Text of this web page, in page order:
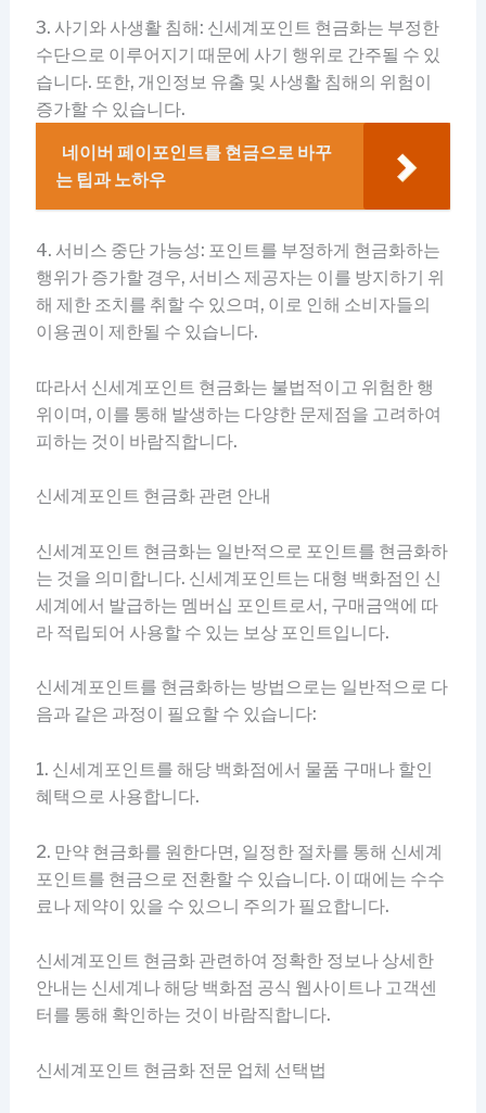
3. 사기와 사생활 침해: 신세계포인트 현금화는 부정한
수단으로 이루어지기 때문에 사기 행위로 간주될 수 있
습니다. 또한, 개인정보 유출 및 사생활 침해의 위험이
증가할 수 있습니다.
네이버 페이포인트를 현금으로 바꾸
는 팁과 노하우
4. 서비스 중단 가능성: 포인트를 부정하게 현금화하는
행위가 증가할 경우, 서비스 제공자는 이를 방지하기 위
해 제한 조치를 취할 수 있으며, 이로 인해 소비자들의
이용권이 제한될 수 있습니다.
따라서 신세계포인트 현금화는 불법적이고 위험한 행
위이며, 이를 통해 발생하는 다양한 문제점을 고려하여
피하는 것이 바람직합니다.
신세계포인트 현금화 관련 안내
신세계포인트 현금화는 일반적으로 포인트를 현금화하
는 것을 의미합니다. 신세계포인트는 대형 백화점인 신
세계에서 발급하는 멤버십 포인트로서, 구매금액에 따
라 적립되어 사용할 수 있는 보상 포인트입니다.
신세계포인트를 현금화하는 방법으로는 일반적으로 다
음과 같은 과정이 필요할 수 있습니다:
1. 신세계포인트를 해당 백화점에서 물품 구매나 할인
혜택으로 사용합니다.
2. 만약 현금화를 원한다면, 일정한 절차를 통해 신세계
포인트를 현금으로 전환할 수 있습니다. 이 때에는 수수
료나 제약이 있을 수 있으니 주의가 필요합니다.
신세계포인트 현금화 관련하여 정확한 정보나 상세한
안내는 신세계나 해당 백화점 공식 웹사이트나 고객센
터를 통해 확인하는 것이 바람직합니다.
신세계포인트 현금화 전문 업체 선택법